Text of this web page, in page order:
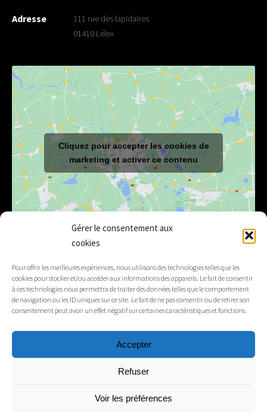
Gérer le consentement aux
cookies
Pour offrir les meilleures expériences, nous utilisons des technologies telles que les
cookies pour stocker et/ou accéder aux informations des appareils. Le fait de consentir
à ces technologies nous permettra de traiter des données telles que le comportement
de navigation ou les ID uniques sur ce site. Le fait de ne pas consentir ou de retirer son
consentement peut avoir un effet négatif sur certaines caractéristiques et fonctions.
Accepter
Refuser
Voir les préférences
Adresse
111 rue des lapidaires
01410 Lélex
Cliquez pour accepter les cookies de
marketing et activer ce contenu
Tél. 04 50 20 91 15
Mentions légales